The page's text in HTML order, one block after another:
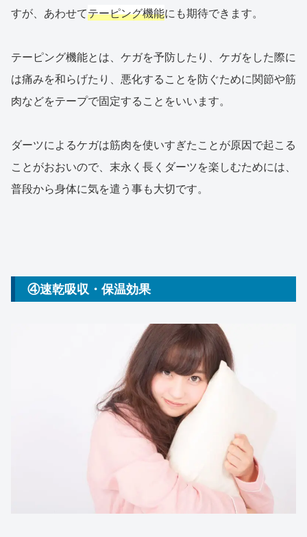
すが、あわせてテーピング機能にも期待できます。
テーピング機能とは、ケガを予防したり、ケガをした際に
は痛みを和らげたり、悪化することを防ぐために関節や筋
肉などをテープで固定することをいいます。
ダーツによるケガは筋肉を使いすぎたことが原因で起こる
ことがおおいので、末永く長くダーツを楽しむためには、
普段から身体に気を遣う事も大切です。
④速乾吸収・保温効果